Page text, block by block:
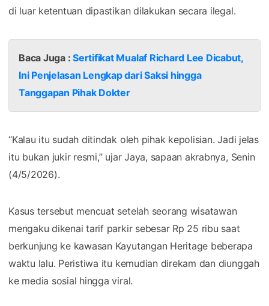
di luar ketentuan dipastikan dilakukan secara ilegal.
Baca Juga :Sertifikat Mualaf Richard Lee Dicabut,
Ini Penjelasan Lengkap dari Saksi hingga
Tanggapan Pihak Dokter
“Kalau itu sudah ditindak oleh pihak kepolisian. Jadi jelas
itu bukan jukir resmi,” ujar Jaya, sapaan akrabnya, Senin
(4/5/2026).
Kasus tersebut mencuat setelah seorang wisatawan
mengaku dikenai tarif parkir sebesar Rp 25 ribu saat
berkunjung ke kawasan Kayutangan Heritage beberapa
waktu lalu. Peristiwa itu kemudian direkam dan diunggah
ke media sosial hingga viral.